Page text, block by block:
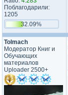
Поблагодарили:
1205
32.09%
Tolmach
Модератор Книг и
Обучающих
материалов
Uploader 2500+